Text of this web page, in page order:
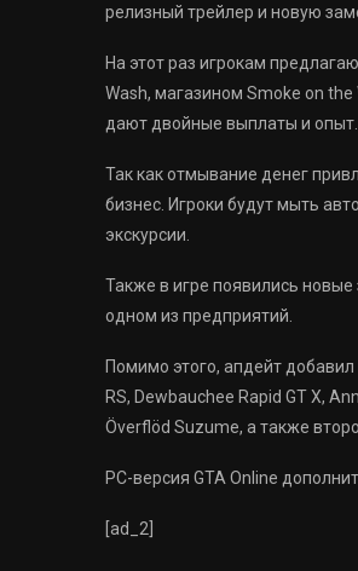
релизный трейлер и новую
На этот раз игрокам
Wash, магазином Smoke on
дают двойные выплаты и опыт.
Так как отмывание денег
бизнес. Игроки будут мыть
экскурсии.
Также в игре появились
одном из предприятий.
Помимо этого, апдейт
RS, Dewbauchee Rapid GT X,
Överflöd Suzume, а также
PC-версия GTA Online
[ad_2]